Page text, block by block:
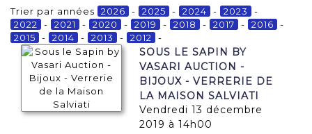
Trier par années 2026 - 2025 - 2024 - 2023
-
2022
- 2021 - 2020 - 2019 - 2018 - 2017 - 2016
-
2015
- 2014 - 2013 - 2012 -
SOUS LE SAPIN BY
VASARI AUCTION -
BIJOUX - VERRERIE DE
LA MAISON SALVIATI
vendredi 13 décembre
2019 à 14h00